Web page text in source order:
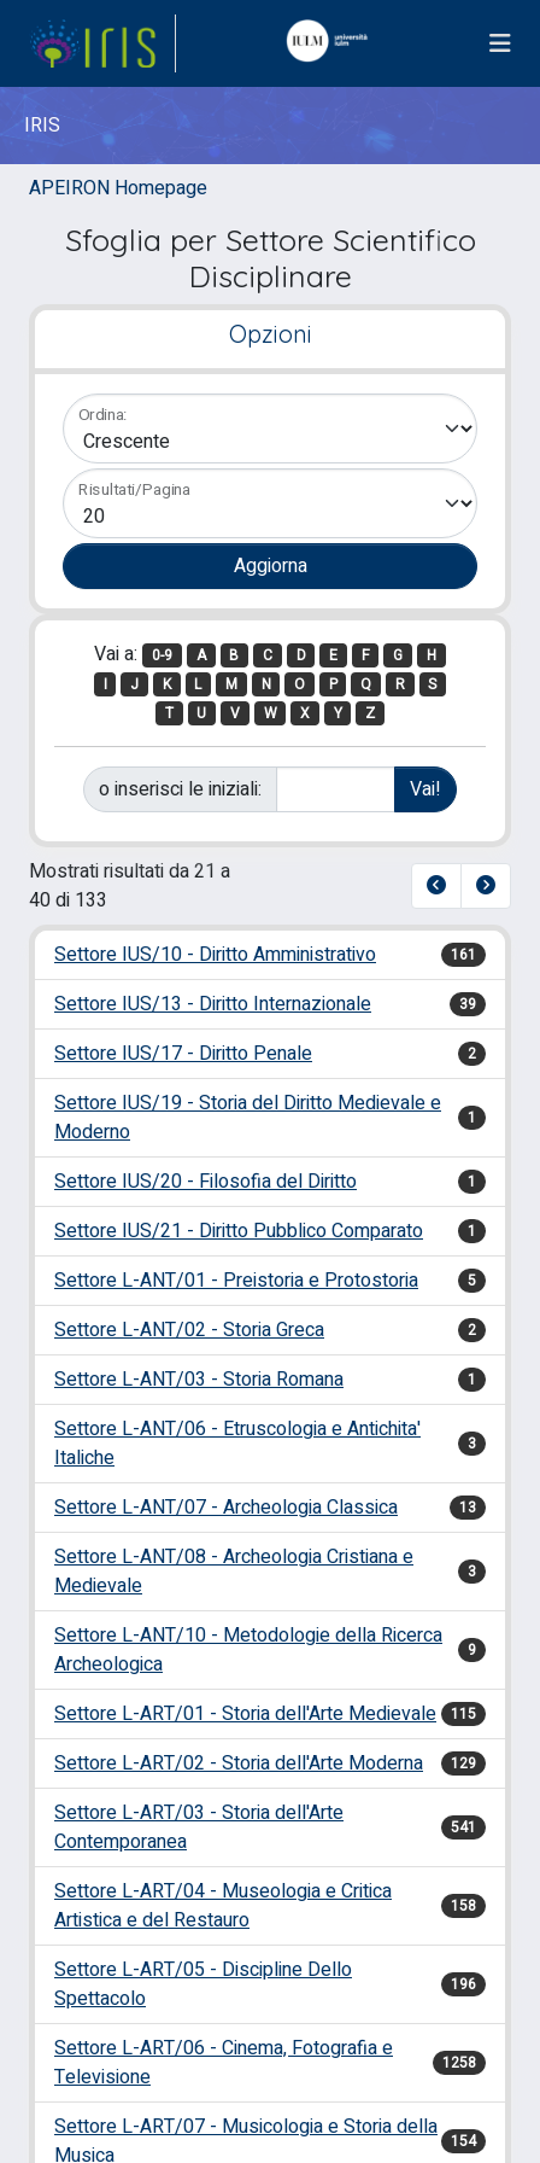
IRIS
APEIRON Homepage
Sfoglia per Settore Scientifico
Disciplinare
Opzioni
Ordina:
Risultati/Pagina
Vai a: 0-9 A B C D E F G
H
I
J K L M N O P Q R
S
T
U V W X Y Z
o inserisci le iniziali:
Mostrati risultati da 21 a
40 di 133
Settore IUS/10 - Diritto Amministrativo
161
Settore IUS/13 - Diritto Internazionale 39
Settore IUS/17 - Diritto Penale 2
Settore IUS/19 - Storia del Diritto Medievale e
Moderno
1
Settore IUS/20 - Filosofia del Diritto 1
Settore IUS/21 - Diritto Pubblico Comparato 1
Settore L-ANT/01 - Preistoria e Protostoria 5
Settore L-ANT/02 - Storia Greca 2
Settore L-ANT/03 - Storia Romana 1
Settore L-ANT/06 - Etruscologia e Antichita'
Italiche
3
Settore L-ANT/07 - Archeologia Classica 13
Settore L-ANT/08 - Archeologia Cristiana e
Medievale
3
Settore L-ANT/10 - Metodologie della Ricerca
Archeologica
9
Settore L-ART/01 - Storia dell'Arte Medievale 115
Settore L-ART/02 - Storia dell'Arte Moderna 129
Settore L-ART/03 - Storia dell'Arte
Contemporanea
541
Settore L-ART/04 - Museologia e Critica
Artistica e del Restauro
158
Settore L-ART/05 - Discipline Dello
Spettacolo
196
Settore L-ART/06 - Cinema, Fotografia e
Televisione
1258
Settore L-ART/07 - Musicologia e Storia della
Musica
154